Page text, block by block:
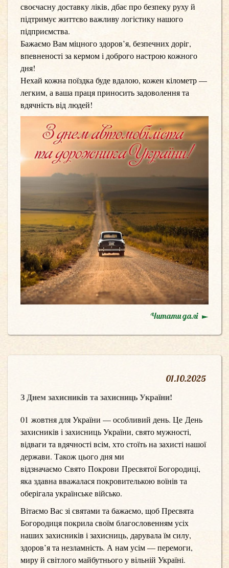
своєчасну доставку ліків, дбає про безпеку руху й
підтримує життєво важливу логістику нашого
підприємства.
Бажаємо Вам міцного здоров’я, безпечних доріг,
впевненості за кермом і доброго настрою кожного
дня!
Нехай кожна поїздка буде вдалою, кожен кілометр —
легким, а ваша праця приносить задоволення та
вдячність від людей!
Читати далі
01.10.2025
З Днем захисників та захисниць України!
01 жовтня для України — особливий день. Це День
захисників і захисниць України, свято мужності,
відваги та вдячності всім, хто стоїть на захисті нашої
держави. Також цього дня ми
відзначаємо Свято Покрови Пресвятої Богородиці,
яка здавна вважалася покровителькою воїнів та
оберігала українське військо.
Вітаємо Вас зі святами та бажаємо, щоб Пресвята
Богородиця покрила своїм благословенням усіх
наших захисників і захисниць, дарувала їм силу,
здоров’я та незламність. А нам усім — перемоги,
миру й світлого майбутнього у вільній Україні.